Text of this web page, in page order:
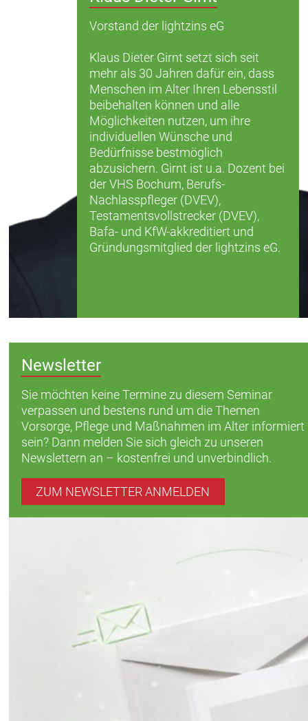
Vorstand der lightzins eG
Klaus Dieter Girnt setzt sich seit
mehr als 30 Jahren dafür ein, dass
Menschen im Alter Ihren Lebensstil
beibehalten können und alle
Möglichkeiten nutzen, um ihre
individuellen Wünsche und
Bedürfnisse bestmöglich
abzusichern. Girnt ist u.a. Dozent bei
der VHS Bochum, Berufs-
Nachlasspfleger (DVEV),
Testamentsvollstrecker (DVEV),
Bafa- und KfW-akkreditiert und
Gründungsmitglied der lightzins eG.
Newsletter
Sie möchten keine Termine zu diesem Seminar
verpassen und bestens rund um die Themen
Vorsorge, Pflege und Maßnahmen im Alter informiert
sein? Dann melden Sie sich gleich zu unseren
Newslettern an – kostenfrei und unverbindlich.
ZUM NEWSLETTER ANMELDEN